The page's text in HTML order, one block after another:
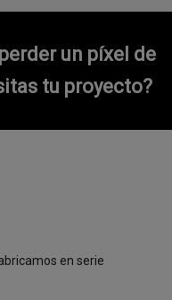
un píxel de
tu proyecto?
en serie